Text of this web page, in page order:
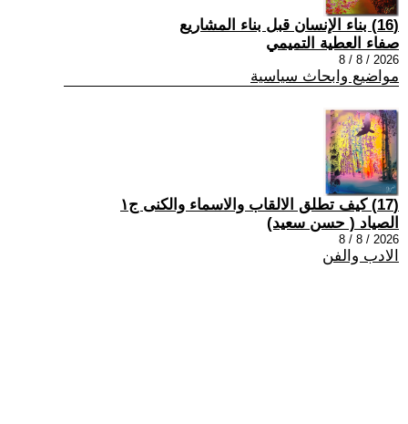
(16) بناء الإنسان قبل بناء المشاريع
صفاء العطية التميمي
2026 / 8 / 8
مواضيع وابحاث سياسية
(17) كيف تطلق الالقاب والاسماء والكنى ج١
الصياد ‏( حسن سعيد‏)
2026 / 8 / 8
الادب والفن